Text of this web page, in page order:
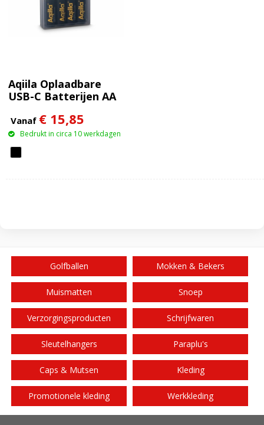
Aqiila Oplaadbare
USB-C Batterijen AA
Vanaf € 15,85
Bedrukt in circa 10 werkdagen
Golfballen Mokken & Bekers
Muismatten Snoep
Verzorgingsproducten Schrijfwaren
Sleutelhangers Paraplu's
Caps & Mutsen Kleding
Promotionele kleding Werkkleding